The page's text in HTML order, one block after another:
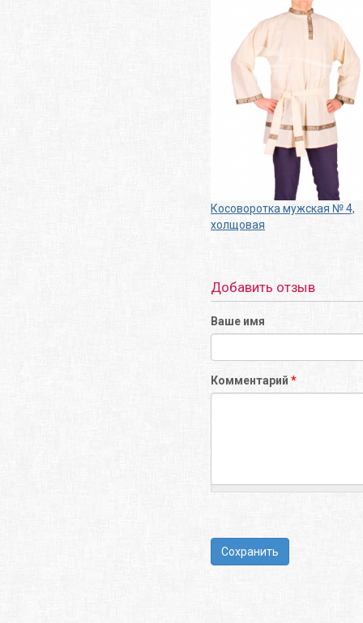
Косоворотка мужская № 4,
холщовая
Добавить отзыв
Ваше имя
Комментарий *
Сохранить